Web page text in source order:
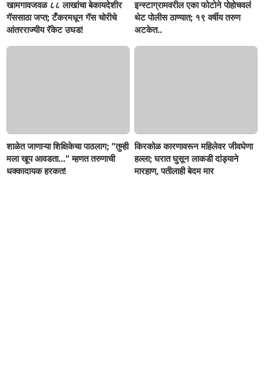
खामगावजवळ ८८ लाखांचा बेकायदेशीर
गॅससाठा जप्त; टँकरमधून गॅस चोरीचे
आंतरराज्यीय रॅकेट उघड!
इन्स्टाग्रामवरील एका फोटोने पोहोचवलं
थेट पोलीस ठाण्यात; १९ वर्षीय तरुण
अटकेत..
शाळेत जाणाऱ्या शिक्षिकेचा पाठलाग; "तुम्ही
मला खूप आवडता..." म्हणत तरुणाची
धक्कादायक हरकत!
किरकोळ कारणावरून महिलेवर जीवघेणा
हल्ला; घरात घुसून लाकडी दांड्याने
मारहाण, पतीलाही बेदम मार